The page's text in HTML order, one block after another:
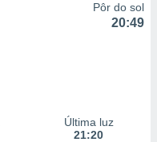
Pôr do sol
20:49
Última luz
21:20